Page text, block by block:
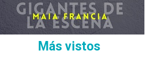
Más vistos